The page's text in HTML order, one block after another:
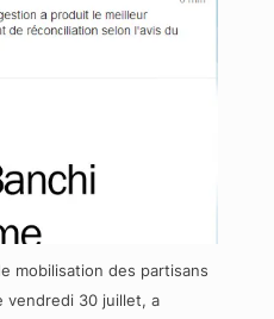
mobilisation des partisans
vendredi 30 juillet, a